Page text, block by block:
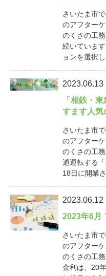
さいたま市
のアフター
のくさの工
続いていま
ョンを選択
2023.06.13
「相鉄・
すます人気
さいたま市
のアフター
のくさの工
通運転する
18日に開業
2023.06.12
2023年6月
さいたま市
のアフター
のくさの工
金利は、20